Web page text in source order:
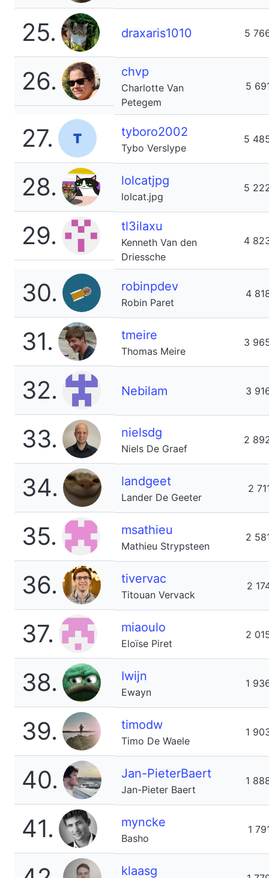
25. draxaris1010 5
26. chvp
Charlotte Van
Petegem
5
27. tyboro2002
Tybo Verslype
5
28. lolcatjpg
lolcat.jpg
5
29. tl3ilaxu
Kenneth Van den
Driessche
4
30. robinpdev
Robin Paret
4
31. tmeire
Thomas Meire
3
32. Nebilam 3
33. nielsdg
Niels De Graef
2
34. landgeet
Lander De Geeter
2
35. msathieu
Mathieu Strypsteen
2
36. tivervac
Titouan Vervack
2
37. miaoulo
Eloïse Piret
2
38. Iwijn
Ewayn
1
39. timodw
Timo De Waele
1
40. Jan-PieterBaert
Jan-Pieter Baert
1
41. myncke
Basho
1
klaasg